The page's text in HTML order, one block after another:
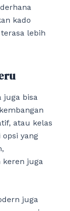
kado
lebih
juga bisa
atau kelas
yang
keren juga
juga